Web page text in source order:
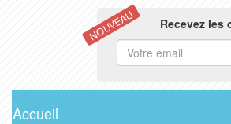
NOUVEAU Recevez les
Accueil